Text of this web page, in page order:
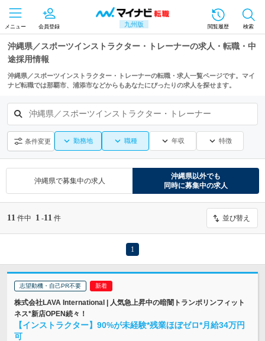
九州版
メニュー 会員登録 閲覧履歴 検索
沖縄県／スポーツインストラクター・トレーナーの求人・転職・中
途採用情報
沖縄県／スポーツインストラクター・トレーナーの転職・求人一覧ページです。マイ
ナビ転職では那覇市、浦添市などからもあなたにぴったりの求人を探せます。
沖縄県／スポーツインストラクター・トレーナー
条件変更 勤務地 職種 年収 特徴
沖縄県で募集中の求人
沖縄県以外でも
同時に募集中の求人
11 件中 1 -11 件 並び替え
1
志望動機・自己PR不要
株式会社LAVA International | 人気急上昇中の暗闇トランポリンフィット
ネス*新店OPEN続々！
【インストラクター】90%が未経験*残業ほぼゼロ*月給34万円
可